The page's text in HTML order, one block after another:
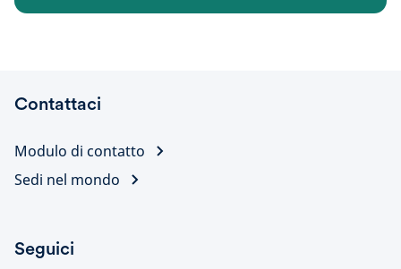
Contattaci
Modulo di contatto
Sedi nel mondo
Seguici